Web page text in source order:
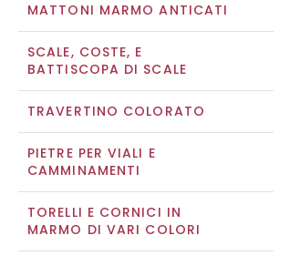
MATTONI MARMO ANTICATI
SCALE, COSTE, E
BATTISCOPA DI SCALE
TRAVERTINO COLORATO
PIETRE PER VIALI E
CAMMINAMENTI
TORELLI E CORNICI IN
MARMO DI VARI COLORI